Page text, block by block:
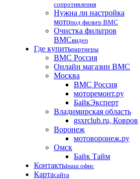
сопротивления
Нужна ли настройка
мотопод фильтр BMC
Очистка фильтров
BMCвидео
Где купитьпартнеры
BMC Россия
Онлайн магазин BMC
Москва
BMC Россия
моторемонт.ру
БайкЭксперт
Владимирская область
gsxrclub.ru, Ковров
Воронеж
мотоворонеж.ру
Омск
Байк Тайм
Контактынаш офис
Картасайта